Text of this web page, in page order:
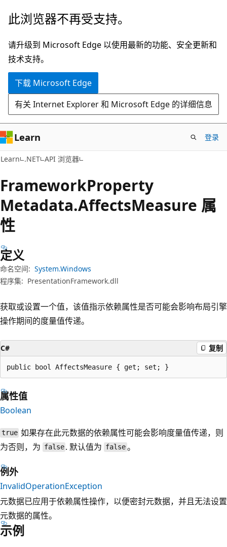
跳
主
要
内
跳
页
内
导
此浏览器不再受支持。
请升级到 Microsoft Edge 以使用最新的功能、安全更新和
技术支持。
下载 Microsoft Edge
有关 Internet Explorer 和 Microsoft Edge 的详细信息
Learn 登录
Learn .NET API 浏览器
FrameworkProperty
Metadata.AffectsMeasure 属
性
定义
命名空间: System.Windows
程序集: PresentationFramework.dll
获取或设置一个值，该值指示依赖属性是否可能会影响布局引擎
操作期间的度量值传递。
C# 复制
public bool AffectsMeasure { get; set; }
属性值
Boolean
true 如果存在此元数据的依赖属性可能会影响度量值传递，则
为否则，为 false . 默认值为 false。
例外
InvalidOperationException
元数据已应用于依赖属性操作，以便密封元数据，并且无法设置
元数据的属性。
示例